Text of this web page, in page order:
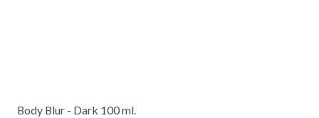
Body Blur - Dark 100 ml.